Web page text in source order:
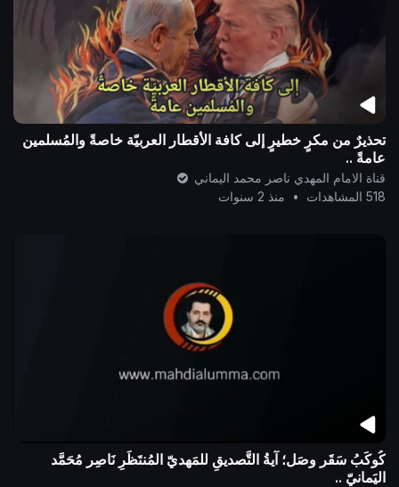
تحذيرٌ من مكرٍ خطيرٍ إلى كافة الأقطار العربيّة خاصةً والمُسلمين
عامةً ..
قناة الامام المهدي ناصر محمد اليماني
518 المشاهدات
• منذ 2 سنوات
كُوكَبُ سَقَر وصَل؛ آيةُ التَّصديقِ للمَهديّ المُنتَظَرِ نَاصِر مُحَمَّد
اليَمانيّ ..